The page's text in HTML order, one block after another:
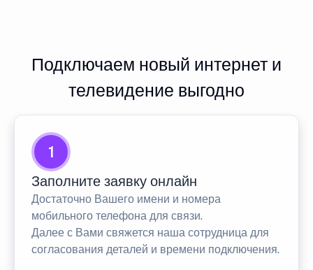
Подключаем новый интернет и
телевидение выгодно
1
Заполните заявку онлайн
Достаточно Вашего имени и номера
мобильного телефона для связи.
Далее с Вами свяжется наша сотрудница для
согласования деталей и времени подключения.